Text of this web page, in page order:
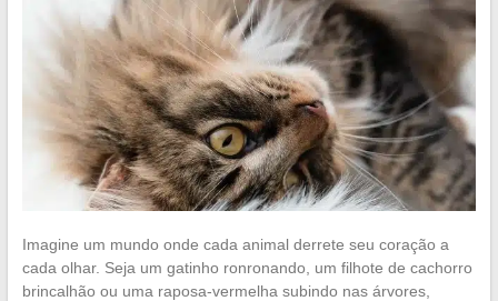
Imagine um mundo onde cada animal derrete seu coração a
cada olhar. Seja um gatinho ronronando, um filhote de cachorro
brincalhão ou uma raposa-vermelha subindo nas árvores,